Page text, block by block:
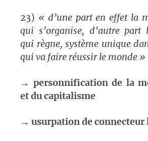
23) « d’une part en effet la
qui s’organise, d’autre part
qui règne, système unique
qui va faire réussir le monde »
→ personnification de la
et du capitalisme
→ usurpation de connecteur